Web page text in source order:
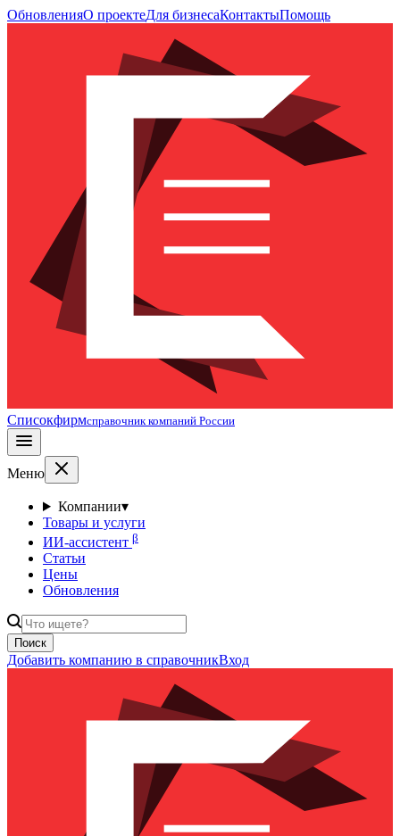
ОбновленияО проектеДля бизнесаКонтактыПомощь
Списокфирмсправочник компаний России
Меню
Компании▾
Товары и услуги
ИИ-ассистент β
Статьи
Цены
Обновления
Поиск
Добавить компанию в справочникВход